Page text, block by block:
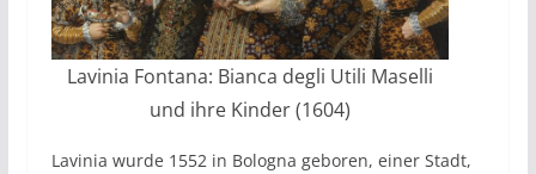
Lavinia Fontana: Bianca degli Utili Maselli
und ihre Kinder (1604)
Lavinia wurde 1552 in Bologna geboren, einer Stadt,